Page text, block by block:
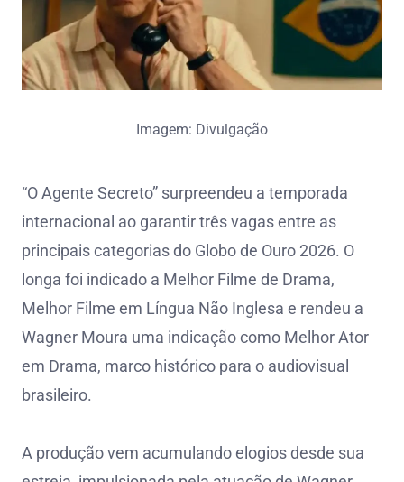
Imagem: Divulgação
“O Agente Secreto” surpreendeu a temporada
internacional ao garantir três vagas entre as
principais categorias do Globo de Ouro 2026. O
longa foi indicado a Melhor Filme de Drama,
Melhor Filme em Língua Não Inglesa e rendeu a
Wagner Moura uma indicação como Melhor Ator
em Drama, marco histórico para o audiovisual
brasileiro.
A produção vem acumulando elogios desde sua